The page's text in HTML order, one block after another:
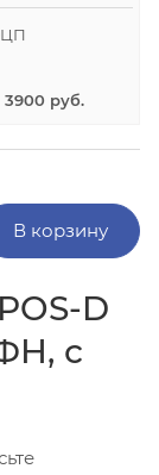
3900 руб.
В корзину
D
с